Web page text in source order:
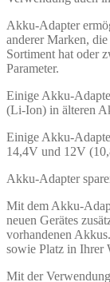
Akku-Adapter
anderer Marken,
Sortiment hat oder
Parameter.
Einige Akku-
(Li-Ion) in älteren
Einige Akku-
14,4V und 12V
Akku-Adapter
Mit dem Akku-
neuen Gerätes
vorhandenen
sowie Platz in Ihrer
Mit der